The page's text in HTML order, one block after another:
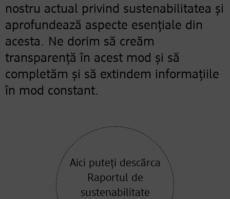
nostru actual privind sustenabilitatea și
aprofundează aspecte esențiale din
acesta. Ne dorim să creăm
transparență în acest mod și să
completăm și să extindem informațiile
în mod constant.
Aici puteți descărca
Raportul de
sustenabilitate